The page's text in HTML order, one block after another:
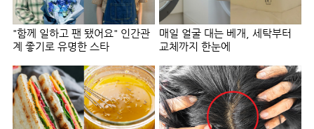
"함께 일하고 팬 됐어요" 인간관
계 좋기로 유명한 스타
매일 얼굴 대는 베개, 세탁부터
교체까지 한눈에